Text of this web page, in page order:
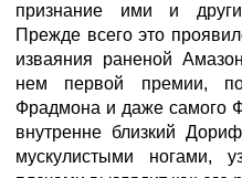
признание ими и
Прежде всего это
изваяния раненой
нем первой премии,
Фрадмона и даже самого
внутренне близкий
мускулистыми ногами,